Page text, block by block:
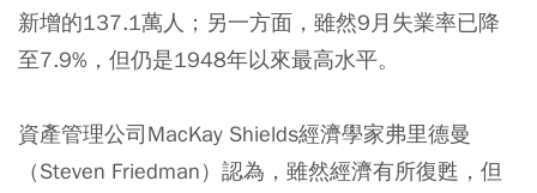
新增的137.1萬人；另一方面，雖然9月失業率已降
至7.9%，但仍是1948年以來最高水平。
資產管理公司MacKay Shields經濟學家弗里德曼
（Steven Friedman）認為，雖然經濟有所復甦，但